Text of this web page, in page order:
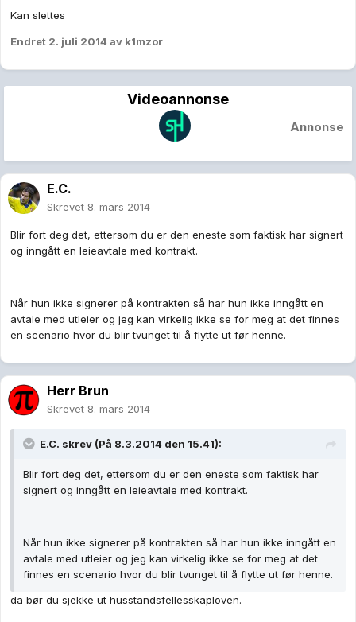
Kan slettes
Endret 2. juli 2014 av k1mzor
Videoannonse
Annonse
E.C.
Skrevet 8. mars 2014
Blir fort deg det, ettersom du er den eneste som faktisk har signert
og inngått en leieavtale med kontrakt.
Når hun ikke signerer på kontrakten så har hun ikke inngått en
avtale med utleier og jeg kan virkelig ikke se for meg at det finnes
en scenario hvor du blir tvunget til å flytte ut før henne.
Herr Brun
Skrevet 8. mars 2014
E.C. skrev (På 8.3.2014 den 15.41):
Blir fort deg det, ettersom du er den eneste som faktisk har
signert og inngått en leieavtale med kontrakt.
Når hun ikke signerer på kontrakten så har hun ikke inngått en
avtale med utleier og jeg kan virkelig ikke se for meg at det
finnes en scenario hvor du blir tvunget til å flytte ut før henne.
da bør du sjekke ut husstandsfellesskaploven.